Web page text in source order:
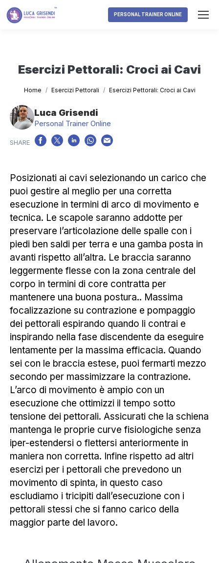
PERSONAL TRAINER ONLINE
Esercizi Pettorali: Croci ai Cavi
Tu sei qui:
Home Esercizi Pettorali Esercizi Pettorali: Croci ai Cavi
Luca Grisendi
Personal Trainer Online
Posizionati ai cavi selezionando un carico che
puoi gestire al meglio per una corretta
esecuzione in termini di arco di movimento e
tecnica. Le scapole saranno addotte per
preservare l’articolazione delle spalle con i
piedi ben saldi per terra e una gamba posta in
avanti rispetto all’altra. Le braccia saranno
leggermente flesse con la zona centrale del
corpo in termini di core contratta per
mantenere una buona postura.. Massima
focalizzazione su contrazione e pompaggio
dei pettorali espirando quando li contrai e
inspirando nella fase discendente da eseguire
lentamente per la massima efficacia. Quando
sei con le braccia estese, puoi fermarti mezzo
secondo per massimizzare la contrazione.
L’arco di movimento è ampio con un
esecuzione che ottimizzi il tempo sotto
tensione dei pettorali. Assicurati che la schiena
mantenga le proprie curve fisiologiche senza
iper-estendersi o flettersi anteriormente in
maniera non corretta. Infine rispetto ad altri
esercizi per i pettorali che prevedono un
movimento di spinta, in questo caso
escludiamo i tricipiti dall’esecuzione con i
pettorali stessi che si fanno carico della
maggior parte del lavoro.